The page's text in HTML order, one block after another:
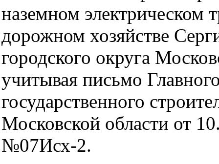
наземном электрическом
дорожном хозяйстве
городского округа
учитывая письмо
государственного
Московской области от
№07Исх-2.